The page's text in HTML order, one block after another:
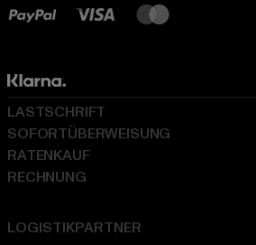
LOGISTIKPARTNER
LASTSCHRIFT
SOFORTÜBERWEISUNG
RATENKAUF
RECHNUNG